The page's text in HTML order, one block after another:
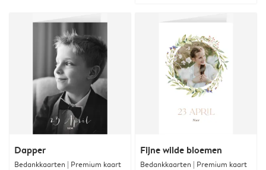
Dapper
Bedankkaarten | Premium kaart
Fijne wilde bloemen
Bedankkaarten | Premium kaart